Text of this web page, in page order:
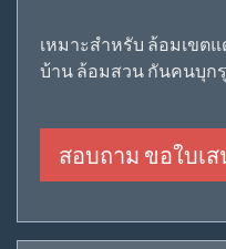
เหมาะสำหรับ ล้อมเขต
บ้าน ล้อมสวน กันคนบุก
สอบถาม ขอใบเ